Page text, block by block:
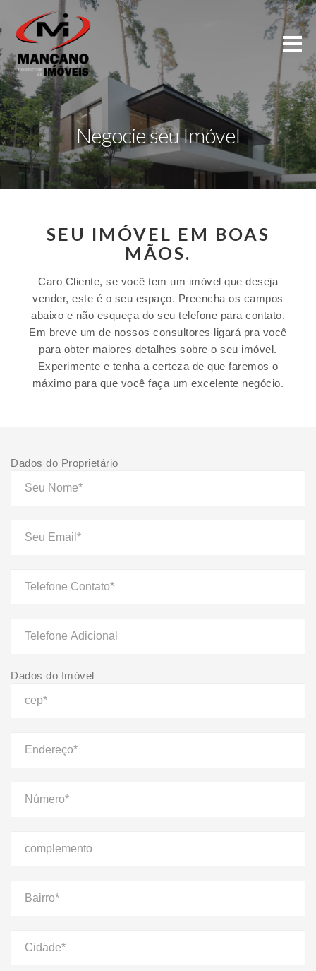
Negocie seu Imóvel
SEU IMÓVEL EM BOAS
MÃOS.
Caro Cliente, se você tem um imóvel que deseja
vender, este é o seu espaço. Preencha os campos
abaixo e não esqueça do seu telefone para contato.
Em breve um de nossos consultores ligará pra você
para obter maiores detalhes sobre o seu imóvel.
Experimente e tenha a certeza de que faremos o
máximo para que você faça um excelente negócio.
Dados do Proprietário
Dados do Imóvel